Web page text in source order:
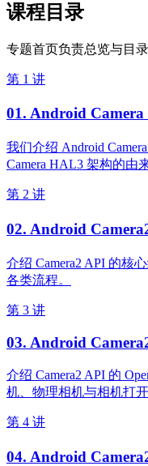
课程目录
专题首页负责总览与目
第 1 讲
01. Android
我们介绍 Android
Camera HAL3 架构的由
第 2 讲
02. Android
介绍 Camera2 API 的核
各类流程。
第 3 讲
03. Android
介绍 Camera2 API 的
机、物理相机与相机打开
第 4 讲
04. Android